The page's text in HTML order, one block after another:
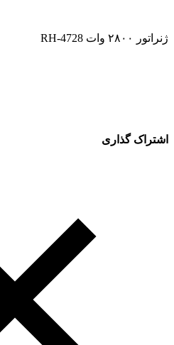
ژنراتور ۲۸۰۰ وات RH-4728
اشتراک گذاری